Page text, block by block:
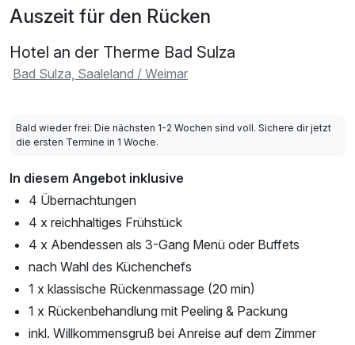
Auszeit für den Rücken
Hotel an der Therme Bad Sulza
Bad Sulza, Saaleland / Weimar
Bald wieder frei: Die nächsten 1-2 Wochen sind voll. Sichere dir jetzt
die ersten Termine in 1 Woche.
In diesem Angebot inklusive
4 Übernachtungen
4 x reichhaltiges Frühstück
4 x Abendessen als 3-Gang Menü oder Buffets
nach Wahl des Küchenchefs
1 x klassische Rückenmassage (20 min)
1 x Rückenbehandlung mit Peeling & Packung
inkl. Willkommensgruß bei Anreise auf dem Zimmer